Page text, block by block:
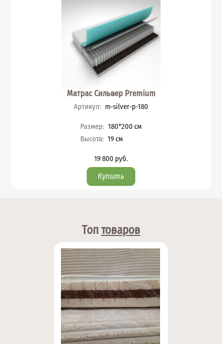
Матрас Сильвер Premium
Артикул: m-silver-p-180
Характеристики
Размер: 180*200 см
Высота: 19см
Цена
19 800 руб.
Топтоваров